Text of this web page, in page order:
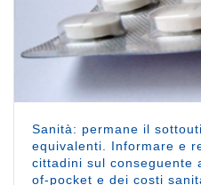
Sanità: permane il
equivalenti. Informare e
cittadini sul conseguente
of-pocket e dei costi